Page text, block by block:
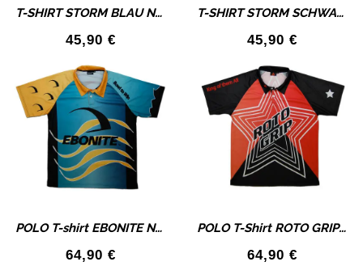
T-SHIRT STORM BLAU New Style
45,90 €
T-SHIRT STORM SCHWARZ New Style
45,90 €
POLO T-shirt EBONITE New Style
64,90 €
POLO T-Shirt ROTO GRIP New Style
64,90 €